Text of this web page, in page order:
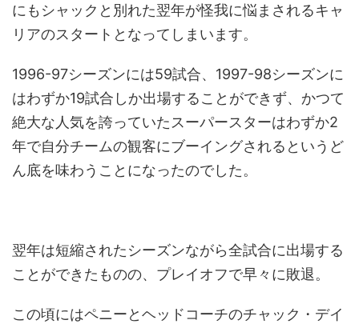
にもシャックと別れた翌年が怪我に悩まされるキャ
リアのスタートとなってしまいます。
1996-97シーズンには59試合、1997-98シーズンに
はわずか19試合しか出場することができず、かつて
絶大な人気を誇っていたスーパースターはわずか2
年で自分チームの観客にブーイングされるというど
ん底を味わうことになったのでした。
翌年は短縮されたシーズンながら全試合に出場する
ことができたものの、プレイオフで早々に敗退。
この頃にはペニーとヘッドコーチのチャック・デイ